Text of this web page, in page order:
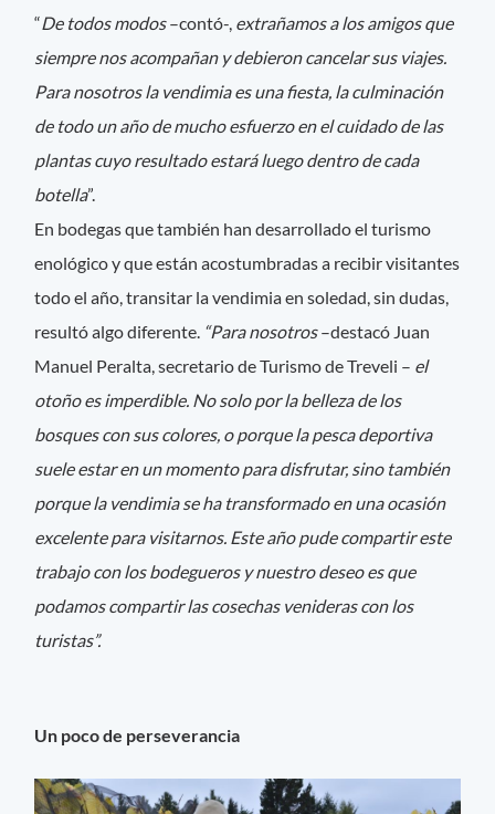
“De todos modos–contó-, extrañamos a los amigos que
siempre nos acompañan y debieron cancelar sus viajes.
Para nosotros la vendimia es una fiesta, la culminación
de todo un año de mucho esfuerzo en el cuidado de las
plantas cuyo resultado estará luego dentro de cada
botella”.
En bodegas que también han desarrollado el turismo
enológico y que están acostumbradas a recibir visitantes
todo el año, transitar la vendimia en soledad, sin dudas,
resultó algo diferente. “Para nosotros–destacó Juan
Manuel Peralta, secretario de Turismo de Treveli – el
otoño es imperdible. No solo por la belleza de los
bosques con sus colores, o porque la pesca deportiva
suele estar en un momento para disfrutar, sino también
porque la vendimia se ha transformado en una ocasión
excelente para visitarnos. Este año pude compartir este
trabajo con los bodegueros y nuestro deseo es que
podamos compartir las cosechas venideras con los
turistas”.
Un poco de perseverancia